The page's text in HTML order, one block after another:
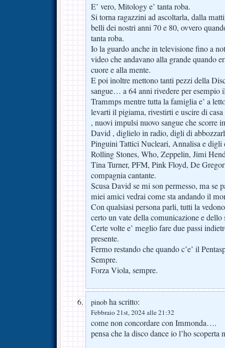
E’ vero, Mitology e’ tanta roba.
Si torna ragazzini ad ascoltarla, dalla
belli dei nostri anni 70 e 80, ovvero
tanta roba.
Io la guardo anche in televisione fino a
video che andavano alla grande quando
cuore e alla mente.
E poi inoltre mettono tanti pezzi della
sangue… a 64 anni rivedere per
Trammps mentre tutta la famiglia e’ a
levarti il pigiama, rivestirti e uscire di
, nuovi impulsi nuovo sangue che scorre
David , diglielo in radio, digli di
Pinguini Tattici Nucleari, Annalisa e digli
Rolling Stones, Who, Zeppelin, Jimi
Tina Turner, PFM, Pink Floyd, De
compagnia cantante.
Scusa David se mi son permesso, ma se
miei amici vedrai come sta andando il
Con qualsiasi persona parli, tutti la
certo un vate della comunicazione e dello
Certe volte e’ meglio fare due passi
presente.
Fermo restando che quando c’e’ il
Sempre.
Forza Viola, sempre.
pinob ha scritto:
Febbraio 21st, 2024 alle 21:32
come non concordare con Immonda….
pensa che la disco dance io l’ho